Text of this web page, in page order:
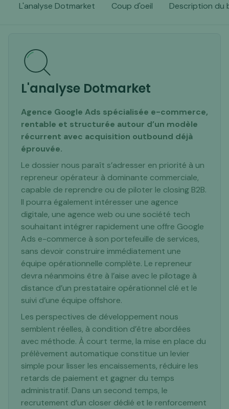
L'analyse Dotmarket Coup d'oeil Description du
L'analyse Dotmarket
Agence Google Ads spécialisée e-commerce,
rentable et structurée autour d’un modèle
récurrent avec acquisition outbound déjà
éprouvée.
Le dossier nous paraît s’adresser en priorité à un
repreneur opérateur à dominante commerciale,
capable de reprendre ou de piloter le closing B2B.
Il pourra également intéresser une agence
digitale, une agence web ou une société tech
souhaitant intégrer rapidement une offre Google
Ads e-commerce à son portefeuille de services,
sans devoir construire immédiatement une
équipe opérationnelle complète. Le repreneur
devra néanmoins être à l’aise avec le pilotage à
distance d’un prestataire opérationnel clé et le
suivi d’une équipe offshore.
Les perspectives de développement nous
semblent réelles, à condition d’être abordées
avec méthode. À court terme, la mise en place du
prélèvement automatique constitue un levier
simple pour lisser les encaissements, réduire les
retards de paiement et gagner du temps
administratif. Dans un second temps, le
recrutement d’un closer dédié et le renforcement